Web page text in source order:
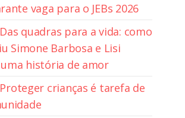
vaga para o JEBs 2026
Das quadras para a vida: como
Simone Barbosa e Lisi
história de amor
Proteger crianças é tarefa de